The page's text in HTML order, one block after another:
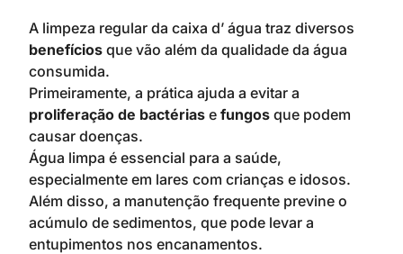
A limpeza regular da caixa d’ água traz diversos
benefícios que vão além da qualidade da água
consumida.
Primeiramente, a prática ajuda a evitar a
proliferação de bactérias e fungos que podem
causar doenças.
Água limpa é essencial para a saúde,
especialmente em lares com crianças e idosos.
Além disso, a manutenção frequente previne o
acúmulo de sedimentos, que pode levar a
entupimentos nos encanamentos.